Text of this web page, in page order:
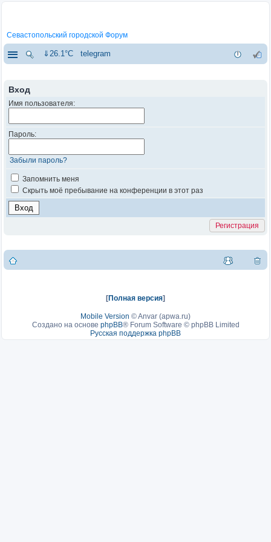
Севастопольский городской Форум
⇓26.1°C telegram
Вход
Имя пользователя:
Пароль:
Забыли пароль?
Запомнить меня
Скрыть моё пребывание на конференции в этот раз
Регистрация
[Полная версия]
Mobile Version ©Anvar (apwa.ru)
Создано на основе phpBB® Forum Software © phpBB Limited
Русская поддержка phpBB